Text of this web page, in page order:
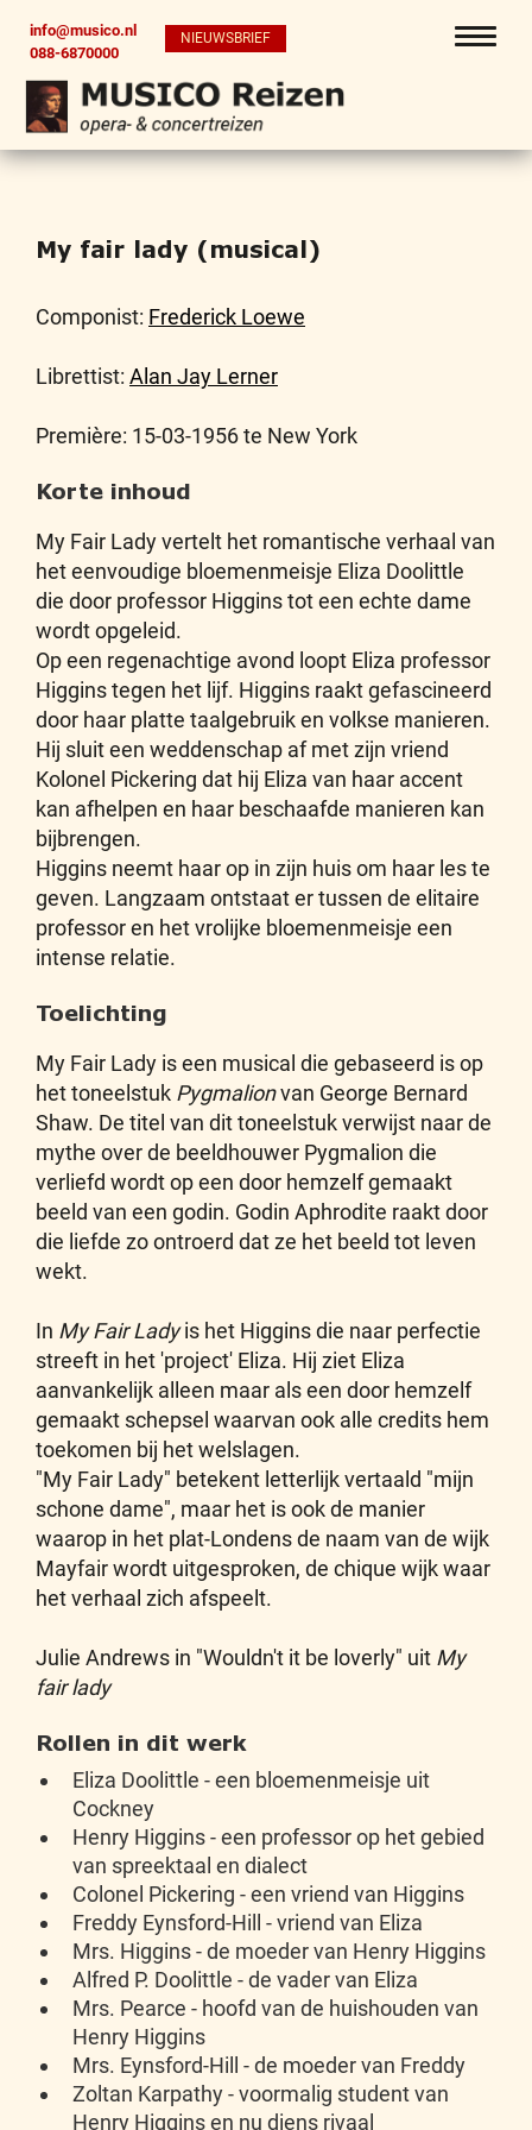
info@musico.nl
088-6870000
NIEUWSBRIEF
My fair lady (musical)
Componist: Frederick Loewe
Librettist: Alan Jay Lerner
Première: 15-03-1956 te New York
Korte inhoud
My Fair Lady vertelt het romantische verhaal van
het eenvoudige bloemenmeisje Eliza Doolittle
die door professor Higgins tot een echte dame
wordt opgeleid.
Op een regenachtige avond loopt Eliza professor
Higgins tegen het lijf. Higgins raakt gefascineerd
door haar platte taalgebruik en volkse manieren.
Hij sluit een weddenschap af met zijn vriend
Kolonel Pickering dat hij Eliza van haar accent
kan afhelpen en haar beschaafde manieren kan
bijbrengen.
Higgins neemt haar op in zijn huis om haar les te
geven. Langzaam ontstaat er tussen de elitaire
professor en het vrolijke bloemenmeisje een
intense relatie.
Toelichting
My Fair Lady is een musical die gebaseerd is op
het toneelstuk Pygmalionvan George Bernard
Shaw. De titel van dit toneelstuk verwijst naar de
mythe over de beeldhouwer Pygmalion die
verliefd wordt op een door hemzelf gemaakt
beeld van een godin. Godin Aphrodite raakt door
die liefde zo ontroerd dat ze het beeld tot leven
wekt.
In My Fair Ladyis het Higgins die naar perfectie
streeft in het 'project' Eliza. Hij ziet Eliza
aanvankelijk alleen maar als een door hemzelf
gemaakt schepsel waarvan ook alle credits hem
toekomen bij het welslagen.
"My Fair Lady" betekent letterlijk vertaald "mijn
schone dame", maar het is ook de manier
waarop in het plat-Londens de naam van de wijk
Mayfair wordt uitgesproken, de chique wijk waar
het verhaal zich afspeelt.
Julie Andrews in "Wouldn't it be loverly" uit My
fair lady
Rollen in dit werk
Eliza Doolittle - een bloemenmeisje uit
Cockney
Henry Higgins - een professor op het gebied
van spreektaal en dialect
Colonel Pickering - een vriend van Higgins
Freddy Eynsford-Hill - vriend van Eliza
Mrs. Higgins - de moeder van Henry Higgins
Alfred P. Doolittle - de vader van Eliza
Mrs. Pearce - hoofd van de huishouden van
Henry Higgins
Mrs. Eynsford-Hill - de moeder van Freddy
Zoltan Karpathy - voormalig student van
Henry Higgins en nu diens rivaal